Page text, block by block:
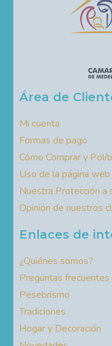
Área de
Mi cuenta
Formas de pago
Cómo Comprar y
Uso de la página
Nuestra Protección a
Opinión de nuestros
Enlaces de
¿Quiénes somos?
Preguntas frecuentes
Pesebrismo
Tradiciones
Hogar y Decoración